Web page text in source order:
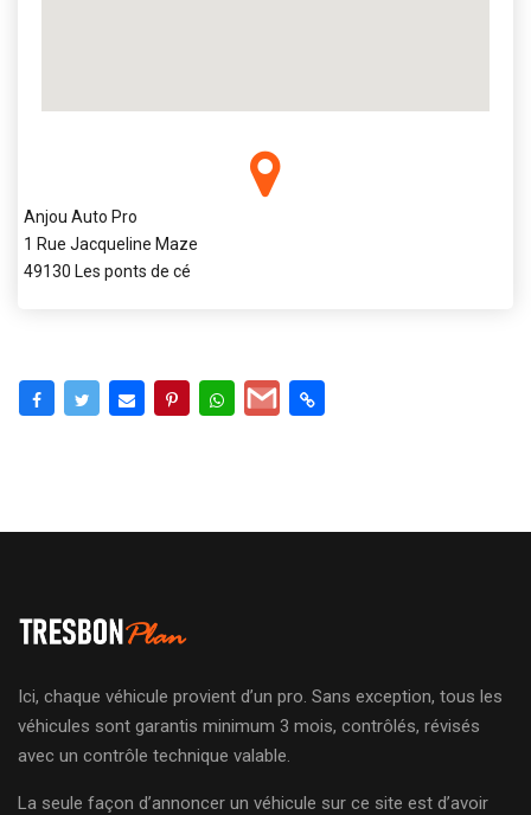
Anjou Auto Pro
1 Rue Jacqueline Maze
49130 Les ponts de cé
Ici, chaque véhicule provient d’un pro. Sans exception, tous les
véhicules sont garantis minimum 3 mois, contrôlés, révisés
avec un contrôle technique valable.
La seule façon d’annoncer un véhicule sur ce site est d’avoir